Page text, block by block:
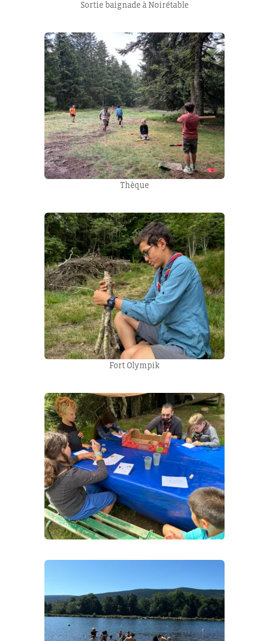
Sortie baignade à Noirétable
Thèque
Fort Olympik